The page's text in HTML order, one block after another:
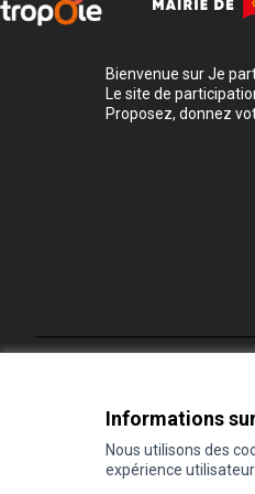
Informations
Nous utilisons des
expérience
Bienvenue sur Je
Le site de
Proposez, donnez